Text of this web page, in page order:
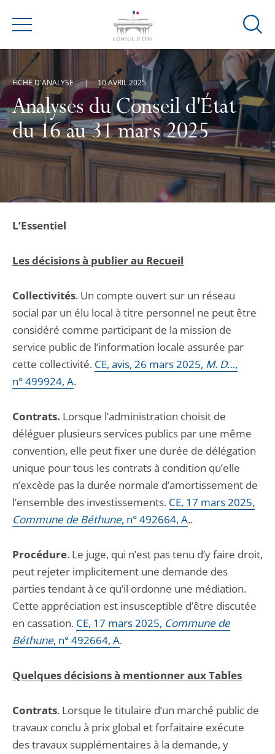
Menu
Ouvrir
de
Analyses du Conseil d'État
du 16 au 31 mars 2025
FICHE D'ANALYSE 10 AVRIL 2025
L’Essentiel
Les décisions à publier au Recueil
Collectivités. Un compte ouvert sur un réseau
social par un élu local à titre personnel ne peut être
considéré comme participant de la mission de
service public de l’information locale assurée par
cette collectivité. CE, avis, 26 mars 2025, M. D…,
n° 499924, A.
Contrats. Lorsque l’administration choisit de
déléguer plusieurs services publics par une même
convention, elle peut fixer une durée de délégation
unique pour tous les contrats à condition qu’elle
n’excède pas la durée normale d’amortissement de
l’ensemble des investissements. CE, 17 mars 2025,
Commune de Béthune, n° 492664, A..
Procédure. Le juge, qui n’est pas tenu d’y faire droit,
peut rejeter implicitement une demande des
parties tendant à ce qu’il ordonne une médiation.
Cette appréciation est insusceptible d’être discutée
en cassation. CE, 17 mars 2025, Commune de
Béthune, n° 492664, A.
Quelques décisions à mentionner aux Tables
Contrats. Lorsque le titulaire d’un marché public de
travaux conclu à prix global et forfaitaire exécute
des travaux supplémentaires à la demande, y